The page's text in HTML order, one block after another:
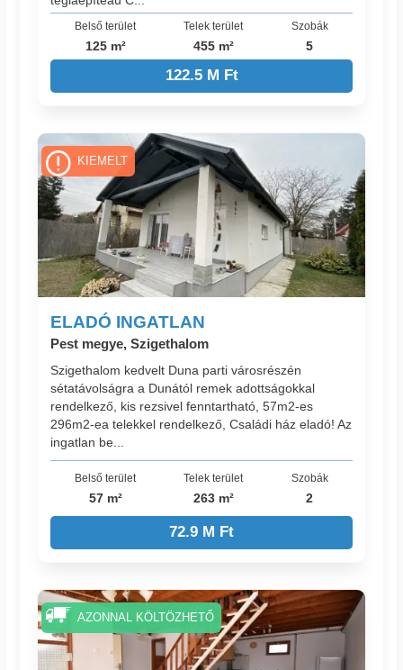
Belső terület
125 m²
Telek terület
455 m²
Szobák
5
122.5 M Ft
ELADÓ INGATLAN
Pest megye, Szigethalom
Szigethalom kedvelt Duna parti városrészén
sétatávolságra a Dunától remek adottságokkal
rendelkező, kis rezsivel fenntartható, 57m2-es
296m2-ea telekkel rendelkező, Családi ház eladó! Az
ingatlan be...
Belső terület
57 m²
Telek terület
263 m²
Szobák
2
72.9 M Ft
KIEMELT
AZONNAL KÖLTÖZHETŐ